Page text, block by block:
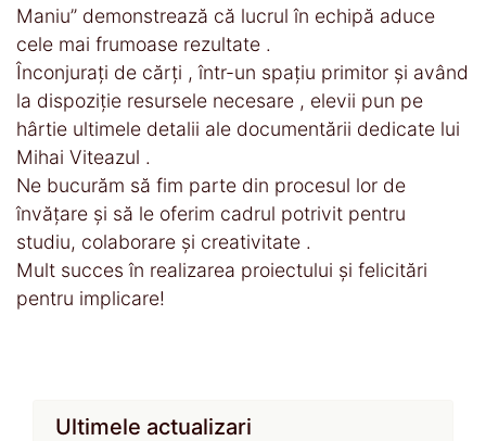
Maniu” demonstrează că lucrul în echipă aduce
cele mai frumoase rezultate .
Înconjurați de cărți , într-un spațiu primitor și având
la dispoziție resursele necesare , elevii pun pe
hârtie ultimele detalii ale documentării dedicate lui
Mihai Viteazul .
Ne bucurăm să fim parte din procesul lor de
învățare și să le oferim cadrul potrivit pentru
studiu, colaborare și creativitate .
Mult succes în realizarea proiectului și felicitări
pentru implicare!
Ultimele actualizari